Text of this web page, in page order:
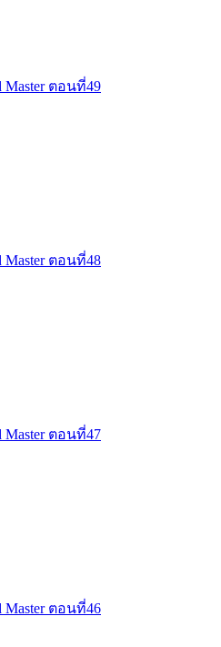
Master ตอนที่49
Master ตอนที่48
Master ตอนที่47
Master ตอนที่46